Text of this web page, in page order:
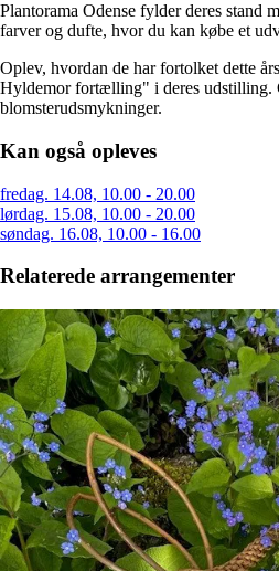
Plantorama Odense fylder deres stand
farver og dufte, hvor du kan købe et
Oplev, hvordan de har fortolket dette
Hyldemor fortælling" i deres udstilling.
blomsterudsmykninger.
Kan også opleves
fredag. 14.08, 10.00 - 20.00
lørdag. 15.08, 10.00 - 20.00
søndag. 16.08, 10.00 - 16.00
Relaterede arrangementer